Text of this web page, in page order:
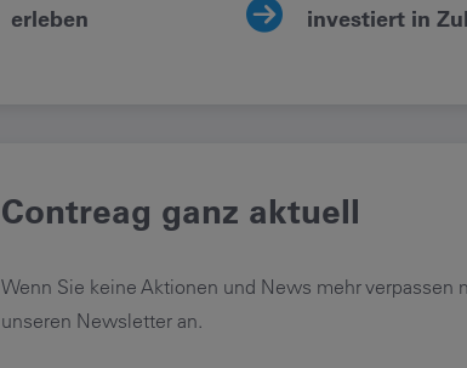
erleben
investiert in
Contreag ganz aktuell
Wenn Sie keine Aktionen und News mehr
unseren Newsletter an.